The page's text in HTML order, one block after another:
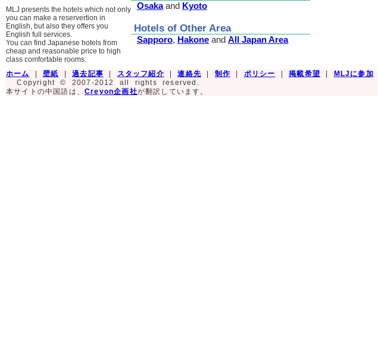
MLJ presents the hotels which not only
you can make a reservertion in
English, but also they offers you
English full services.
You can find Japanese hotels from
cheap and reasonable price to high
class comfortable rooms.
Osakaand Kyoto
Hotels of Other Area
Sapporo, Hakone and All Japan Area
ホーム |壁紙 |過去記事 スタッフ紹介 |連絡先 制作 ポリシー |掲載希望 MLJに参加
Copyright © 2007-2012 all rights reserved.
本サイトの中国語は、 Creyon企画社が翻訳しています。